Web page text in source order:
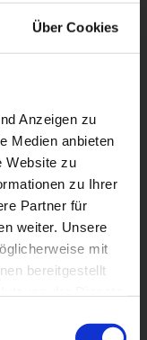
Über Cookies
Anzeigen zu
Medien anbieten
Website zu
zu Ihrer
Partner für
weiter. Unsere
mit
bereitgestellt